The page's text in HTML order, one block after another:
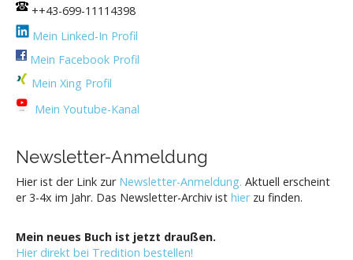
++43-699-11114398
Mein Linked-In Profil
Mein Facebook Profil
Mein Xing Profil
Mein Youtube-Kanal
Newsletter-Anmeldung
Hier ist der Link zur Newsletter-Anmeldung. Aktuell erscheint
er 3-4x im Jahr. Das Newsletter-Archiv ist hierzu finden.
Mein neues Buch ist jetzt draußen.
Hier direkt bei Tredition bestellen!